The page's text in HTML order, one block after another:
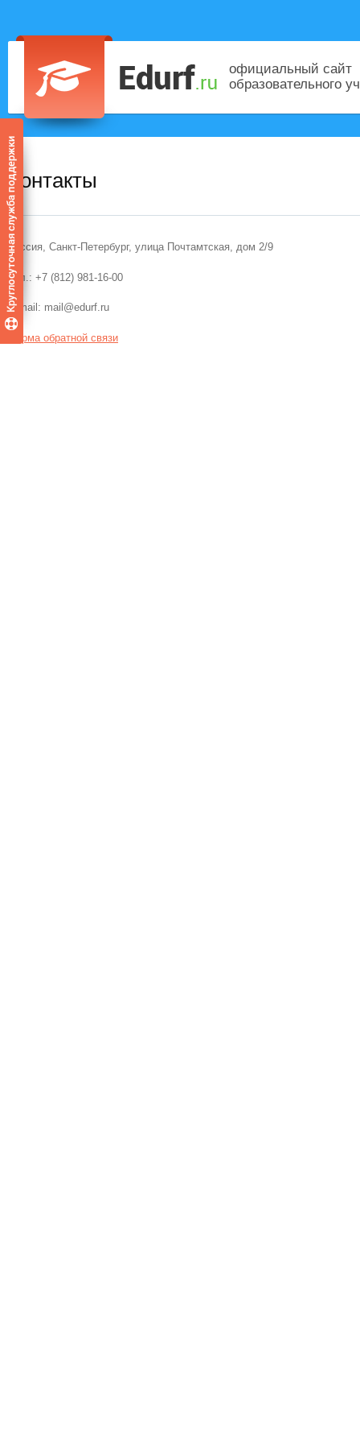
официальный сайт
образовательного
Контакты
Россия, Санкт-Петербург, улица Почтамтская, дом 2/9
Тел.: +7 (812) 981-16-00
E-mail: mail@edurf.ru
Форма обратной связи